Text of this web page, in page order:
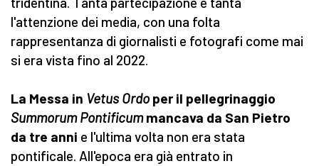
l'attenzione dei media, con una folta
rappresentanza di giornalisti e fotografi come mai
si era vista fino al 2022.
La Messa in Vetus Ordo per il pellegrinaggio
Summorum Pontificummancava da San Pietro
da tre anni e l'ultima volta non era stata
pontificale. All'epoca era già entrato in